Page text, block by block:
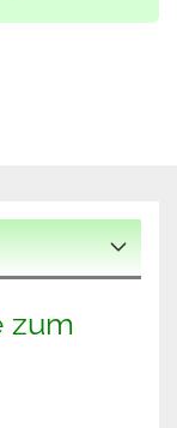
zum